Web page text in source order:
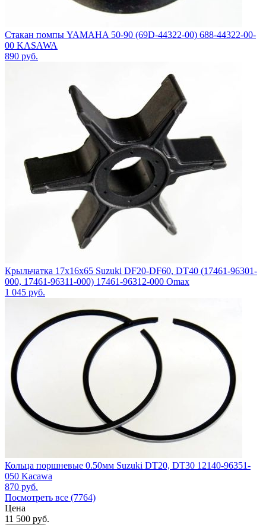
Стакан помпы YAMAHA 50-90 (69D-44322-00) 688-44322-00-
00 KASAWA
890 руб.
Крыльчатка 17x16x65 Suzuki DF20-DF60, DT40 (17461-96301-
000, 17461-96311-000) 17461-96312-000 Omax
1 045 руб.
Кольца поршневые 0.50мм Suzuki DT20, DT30 12140-96351-
050 Kacawa
870 руб.
Посмотреть все (7764)
Цена
11 500 руб.